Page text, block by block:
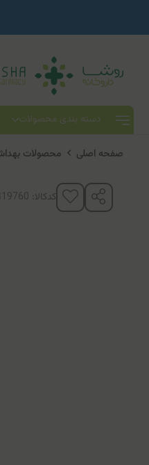
دسته بندی محصولات
صفحه اصلی محصولات
کدکالا: